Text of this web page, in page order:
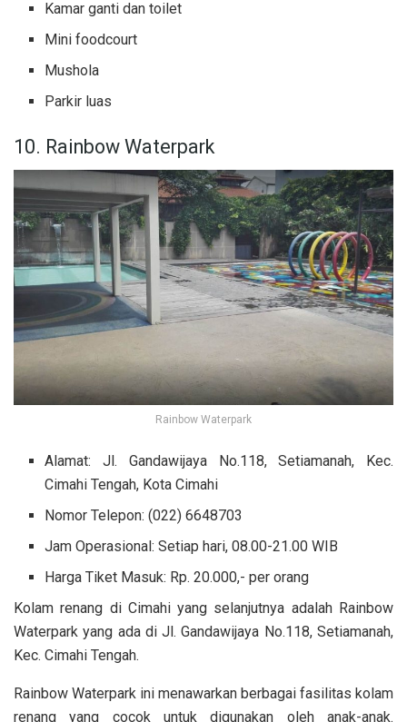
Kamar ganti dan toilet
Mini foodcourt
Mushola
Parkir luas
10. Rainbow Waterpark
Rainbow Waterpark
Alamat: Jl. Gandawijaya No.118, Setiamanah, Kec.
Cimahi Tengah, Kota Cimahi
Nomor Telepon: (022) 6648703
Jam Operasional: Setiap hari, 08.00-21.00 WIB
Harga Tiket Masuk: Rp. 20.000,- per orang
Kolam renang di Cimahi yang selanjutnya adalah Rainbow
Waterparkyang ada di Jl. Gandawijaya No.118, Setiamanah,
Kec. Cimahi Tengah.
Rainbow Waterpark ini menawarkan berbagai fasilitas kolam
renang yang cocok untuk digunakan oleh anak-anak.